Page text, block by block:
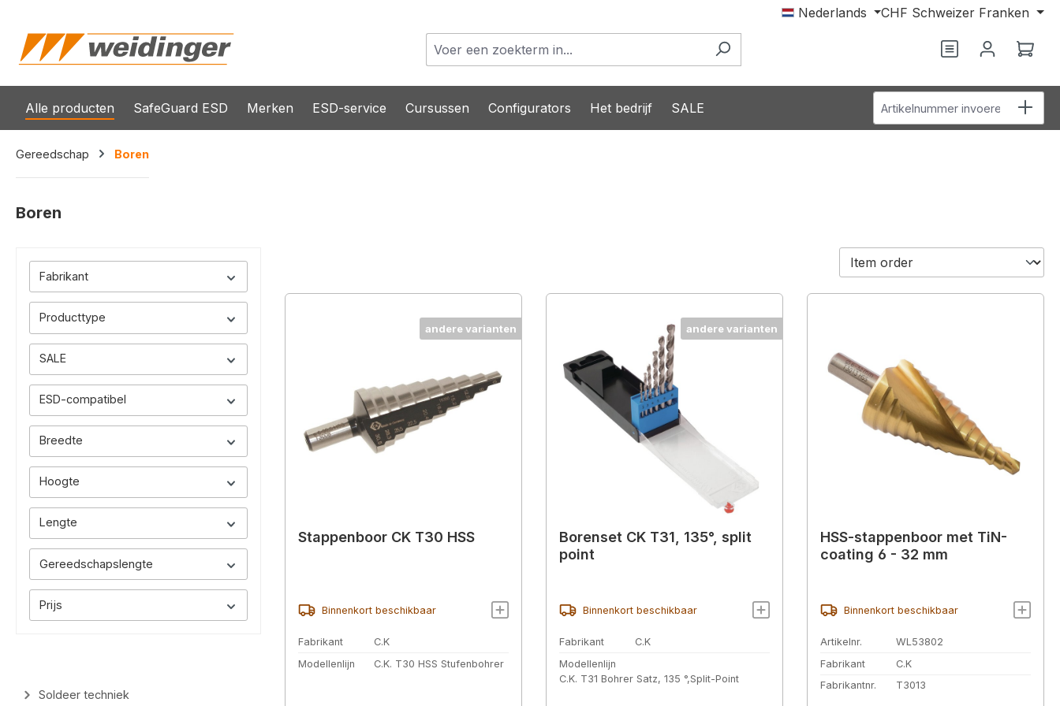
Nederlands CHF Schweizer Franken
Je hebt 0 items
Alle producten SafeGuard ESD Merken ESD-service Cursussen Configurators Het bedrijf SALE Artikelnummer invoeren
Gereedschap Boren
Boren
Fabrikant
Producttype
SALE
ESD-compatibel
Breedte
Hoogte
Lengte
Gereedschapslengte
Prijs
Soldeer techniek
andere varianten
Stappenboor CK T30 HSS
Binnenkort beschikbaar
Fabrikant
C.K
Modellenlijn
C.K. T30 HSS Stufenbohrer
andere varianten
Borenset CK T31, 135°, split
point
Binnenkort beschikbaar
Fabrikant
C.K
Modellenlijn
C.K. T31 Bohrer Satz, 135 °,Split-Point
HSS-stappenboor met TiN-
coating 6 - 32 mm
Binnenkort beschikbaar
Artikelnr.
WL53802
Fabrikant
C.K
Fabrikantnr.
T3013